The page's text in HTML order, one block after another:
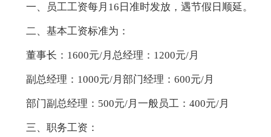
一、员工工资每月16日准时发放，遇节假日顺延。
二、基本工资标准为：
董事长：1600元/月总经理：1200元/月
副总经理：1000元/月部门经理：600元/月
部门副总经理：500元/月一般员工：400元/月
三、职务工资：